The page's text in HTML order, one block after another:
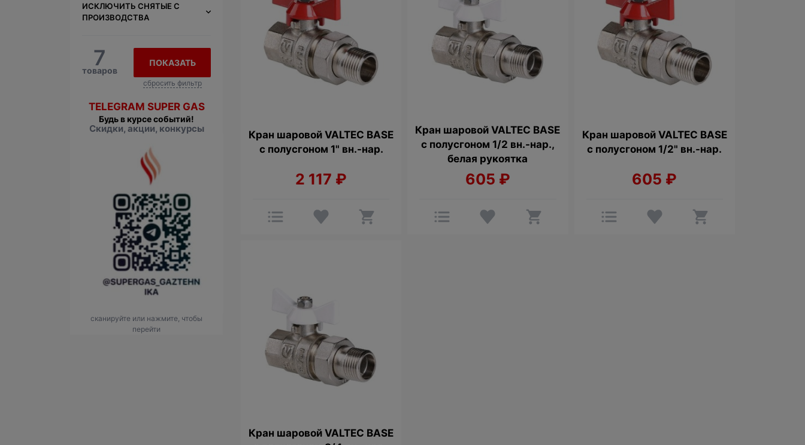
ИСКЛЮЧИТЬ СНЯТЫЕ С
ПРОИЗВОДСТВА
7
товаров
ПОКАЗАТЬ
сбросить фильтр
TELEGRAM SUPER GAS
Будь в курсе событий!
Скидки, акции, конкурсы
сканируйте или нажмите, чтобы
перейти
Кран шаровой VALTEC BASE
с полусгоном 1" вн.-нар.
2 117 ₽
Кран шаровой VALTEC BASE
с полусгоном 1/2 вн.-нар.,
белая рукоятка
605 ₽
Кран шаровой VALTEC BASE
с полусгоном 1/2" вн.-нар.
605 ₽
Кран шаровой VALTEC BASE